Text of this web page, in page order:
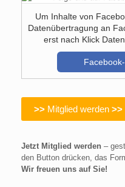
Um Inhalte von
Datenübertragung an
erst nach Klick
>> Mitglied werden>>
Jetzt Mitglied werden –
den Button drücken, das
Wir freuen uns auf Sie!